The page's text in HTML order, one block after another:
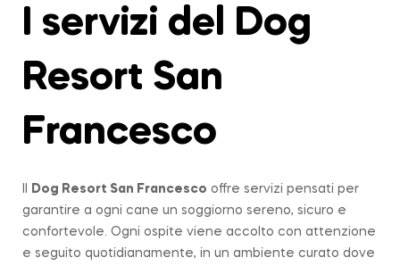
I servizi del Dog
Resort San
Francesco
Dog Resort San Francesco offre servizi pensati per
garantire a ogni cane un soggiorno sereno, sicuro e
confortevole. Ogni ospite viene accolto con attenzione
e seguito quotidianamente, in un ambiente curato dove